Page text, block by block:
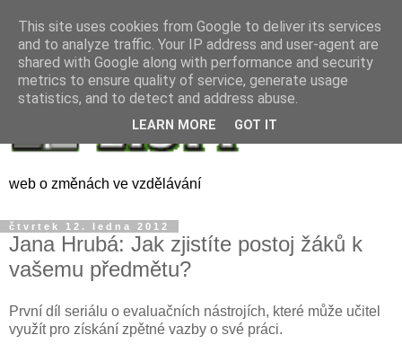
web o změnách ve vzdělávání
čtvrtek 12. ledna 2012
Jana Hrubá: Jak zjistíte postoj žáků k
vašemu předmětu?
První díl seriálu o evaluačních nástrojích, které může učitel
využít pro získání zpětné vazby o své práci.
This site uses cookies from Google to deliver its services
and to analyze traffic. Your IP address and user-agent are
shared with Google along with performance and security
metrics to ensure quality of service, generate usage
statistics, and to detect and address abuse.
LEARN MORE GOT IT